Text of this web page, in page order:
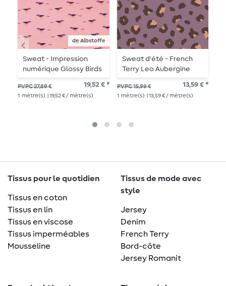
de Albstoffe
Sweat - Impression
numérique Glossy Birds
vieux rose
PVPC 27,89 € 19,52 € *
1 mètre(s) | 19,52 € / mètre(s)
Sweat d'été - French
Terry Leo Aubergine
PVPC 15,99 € 13,59 € *
1 mètre(s) | 13,59 € / mètre(s)
Tissus pour le quotidien
Tissus en coton
Tissus en lin
Tissus en viscose
Tissus imperméables
Mousseline
Tissus de mode avec
style
Jersey
Denim
French Terry
Bord-côte
Jersey Romanit